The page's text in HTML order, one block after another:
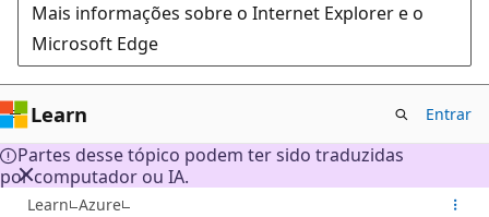
Mais informações sobre o Internet Explorer e o
Microsoft Edge
Learn Entrar
Partes desse tópico podem ter sido traduzidas
por computador ou IA.
Learn Azure